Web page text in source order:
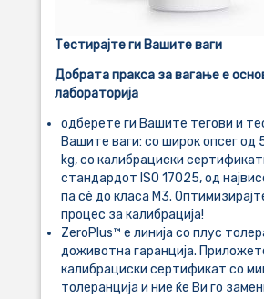
Тестирајте ги Вашите ваги
Добрата пракса за вагање е
лабораторија
одберете ги Вашите тегови и
Вашите ваги: со широк опсег од
kg, со калибрациски
стандардот ISO 17025, од
па сè до класа М3.
процес за калибрација!
ZeroPlus™ е линија со плус
доживотна гаранција.
калибрациски сертификат со
толеранција и ние ќе Ви го